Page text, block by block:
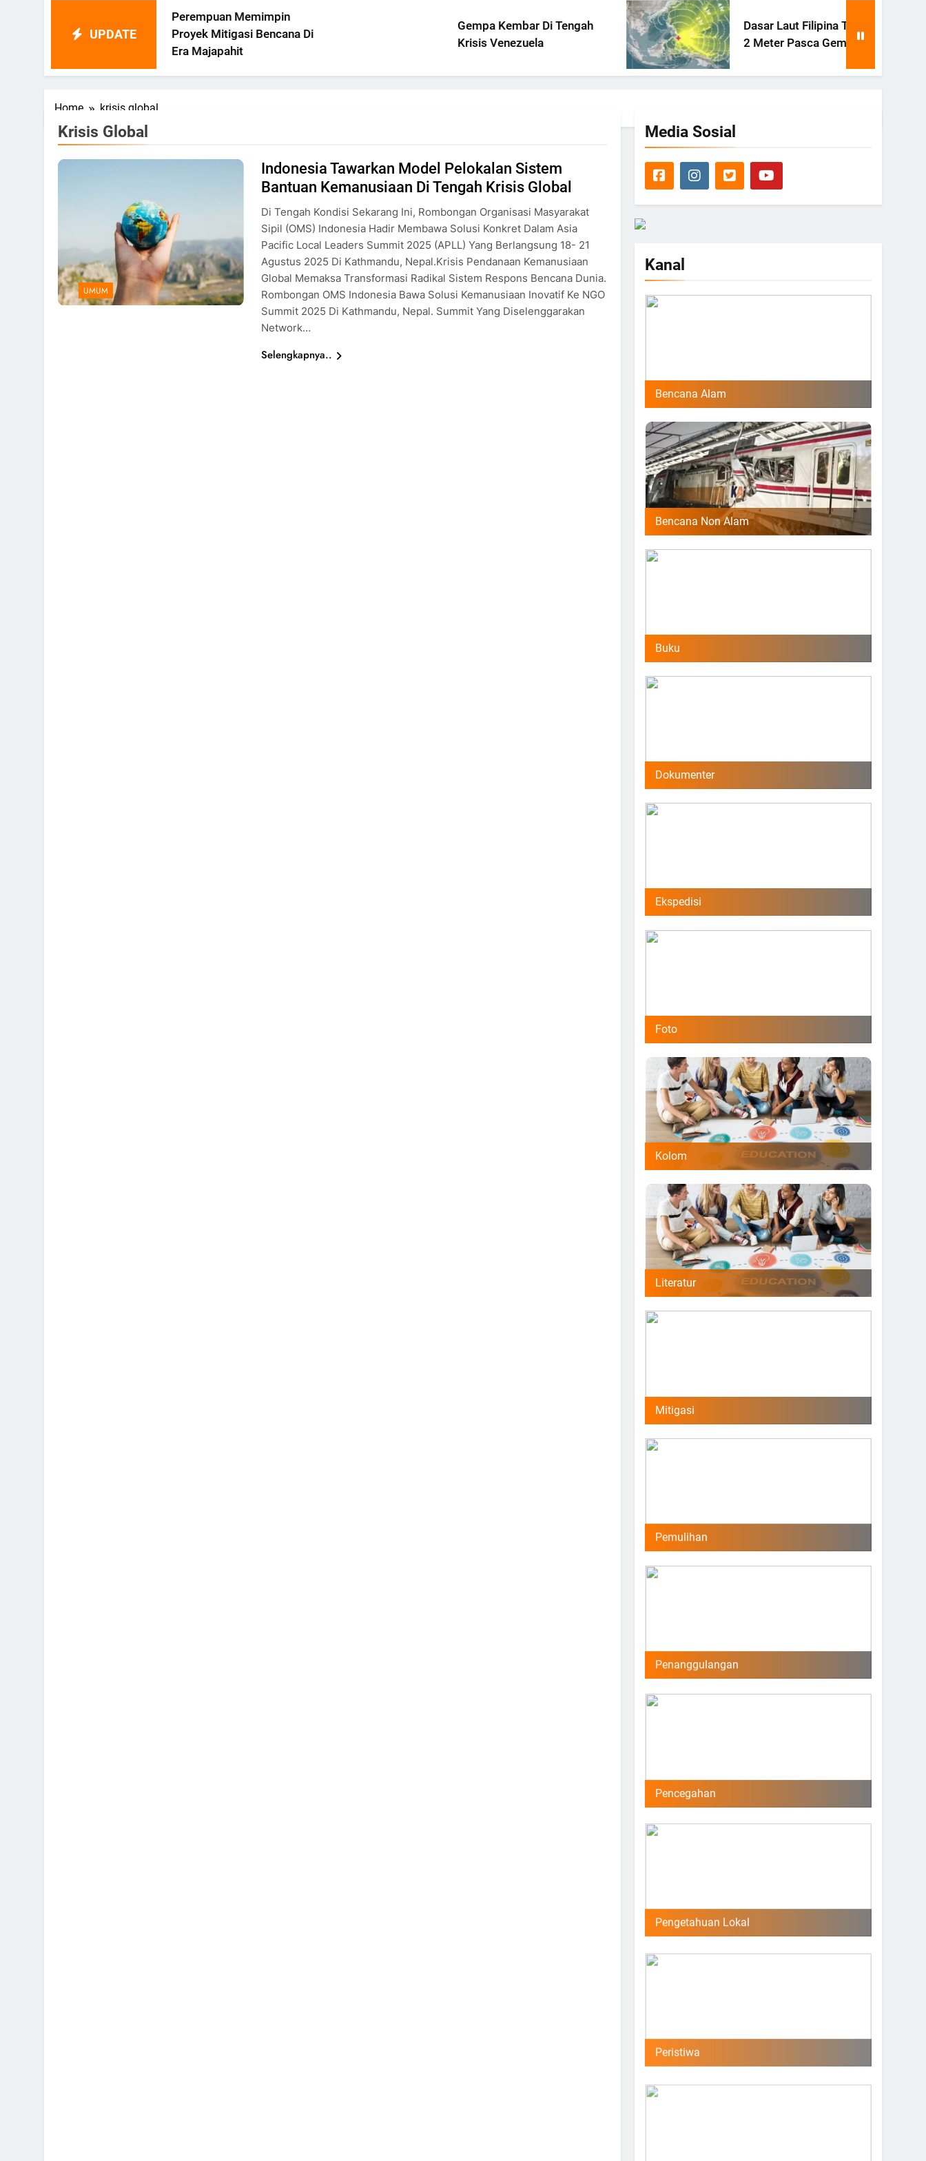
UPDATE
Perempuan Memimpin
Proyek Mitigasi Bencana Di
Gempa Kembar Di Tengah
Krisis Venezuela
Dasar Laut Filipina Terangkat
2 Meter Pasca Gempa Besar
Home krisis global
Krisis Global
UMUM
Indonesia Tawarkan Model Pelokalan Sistem
Bantuan Kemanusiaan Di Tengah Krisis Global
Di Tengah Kondisi Sekarang Ini, Rombongan Organisasi Masyarakat
Sipil (OMS) Indonesia Hadir Membawa Solusi Konkret Dalam Asia
Pacific Local Leaders Summit 2025 (APLL) Yang Berlangsung 18- 21
Agustus 2025 Di Kathmandu, Nepal.Krisis Pendanaan Kemanusiaan
Global Memaksa Transformasi Radikal Sistem Respons Bencana Dunia.
Rombongan OMS Indonesia Bawa Solusi Kemanusiaan Inovatif Ke NGO
Summit 2025 Di Kathmandu, Nepal. Summit Yang Diselenggarakan
Network…
Selengkapnya..
Media Sosial
Kanal
Bencana Alam
Bencana Non Alam
Buku
Dokumenter
Ekspedisi
Foto
Kolom
Literatur
Mitigasi
Pemulihan
Penanggulangan
Pencegahan
Pengetahuan Lokal
Peristiwa